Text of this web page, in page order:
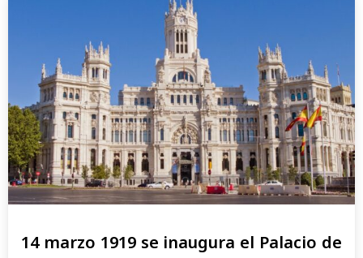
14 marzo 1919 se inaugura el Palacio de